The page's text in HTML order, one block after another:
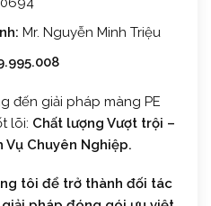
Mr. Nguyễn Minh Triệu
đến giải pháp màng PE
lõi: Chất lượng Vượt trội –
Vụ Chuyên Nghiệp.
tôi để trở thành đối tác